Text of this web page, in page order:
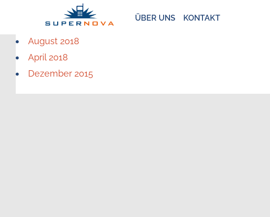
ÜBER UNS KONTAKT
August 2018
April 2018
Dezember 2015